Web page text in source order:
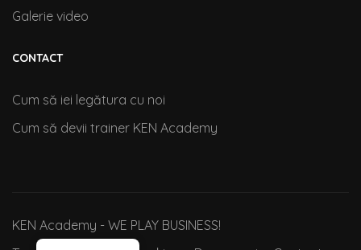
Galerie video
CONTACT
Cum să iei legătura cu noi
Cum să devii trainer KEN Academy
KEN Academy - WE PLAY BUSINESS!